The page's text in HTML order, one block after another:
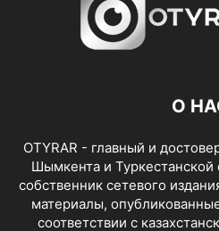
О
OTYRAR - главный и
Шымкента и
собственник сетевого
материалы,
соответствии с